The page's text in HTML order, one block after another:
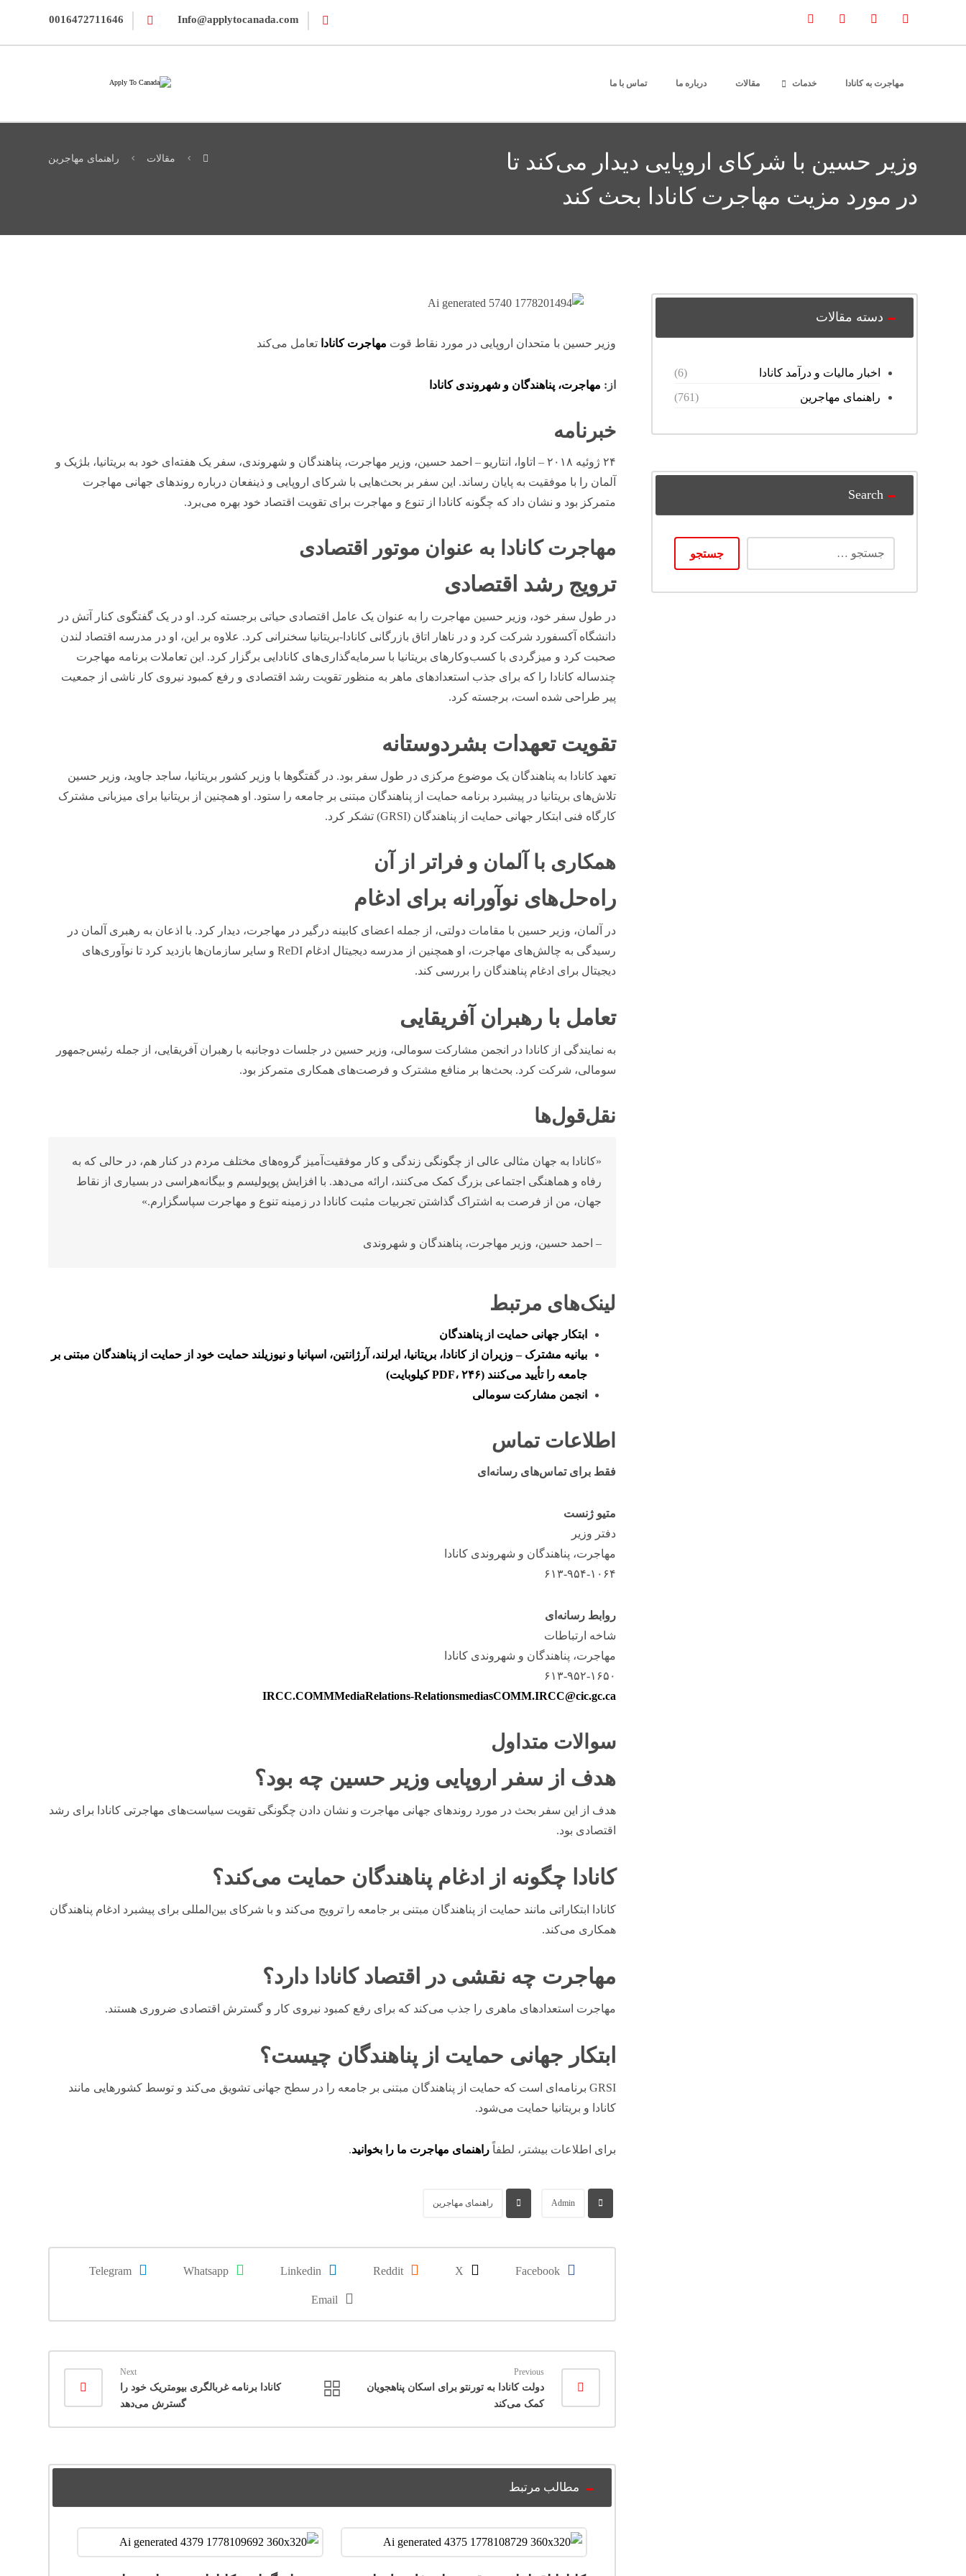
0016472711646 Info@applytocanada.com
مهاجرت به کانادا خدمات مقالات درباره ما تماس با ما
وزیر حسین با شرکای اروپایی دیدار می‌کند تا
در مورد مزیت مهاجرت کانادا بحث کند
مقالات راهنمای مهاجرین
وزیر حسین با متحدان اروپایی در مورد نقاط قوت مهاجرت کانادا تعامل می‌کند
از: مهاجرت، پناهندگان و شهروندی کانادا
خبرنامه
۲۴ ژوئیه ۲۰۱۸ – اتاوا، انتاریو – احمد حسین، وزیر مهاجرت، پناهندگان و شهروندی، سفر یک هفته‌ای خود به بریتانیا، بلژیک و
آلمان را با موفقیت به پایان رساند. این سفر بر بحث‌هایی با شرکای اروپایی و ذینفعان درباره روندهای جهانی مهاجرت
متمرکز بود و نشان داد که چگونه کانادا از تنوع و مهاجرت برای تقویت اقتصاد خود بهره می‌برد.
مهاجرت کانادا به عنوان موتور اقتصادی
ترویج رشد اقتصادی
در طول سفر خود، وزیر حسین مهاجرت را به عنوان یک عامل اقتصادی حیاتی برجسته کرد. او در یک گفتگوی کنار آتش در
دانشگاه آکسفورد شرکت کرد و در ناهار اتاق بازرگانی کانادا-بریتانیا سخنرانی کرد. علاوه بر این، او در مدرسه اقتصاد لندن
صحبت کرد و میزگردی با کسب‌وکارهای بریتانیا با سرمایه‌گذاری‌های کانادایی برگزار کرد. این تعاملات برنامه مهاجرت
چندساله کانادا را که برای جذب استعدادهای ماهر به منظور تقویت رشد اقتصادی و رفع کمبود نیروی کار ناشی از جمعیت
پیر طراحی شده است، برجسته کرد.
تقویت تعهدات بشردوستانه
تعهد کانادا به پناهندگان یک موضوع مرکزی در طول سفر بود. در گفتگوها با وزیر کشور بریتانیا، ساجد جاوید، وزیر حسین
تلاش‌های بریتانیا در پیشبرد برنامه حمایت از پناهندگان مبتنی بر جامعه را ستود. او همچنین از بریتانیا برای میزبانی مشترک
کارگاه فنی ابتکار جهانی حمایت از پناهندگان (GRSI) تشکر کرد.
همکاری با آلمان و فراتر از آن
راه‌حل‌های نوآورانه برای ادغام
در آلمان، وزیر حسین با مقامات دولتی، از جمله اعضای کابینه درگیر در مهاجرت، دیدار کرد. با اذعان به رهبری آلمان در
رسیدگی به چالش‌های مهاجرت، او همچنین از مدرسه دیجیتال ادغام ReDI و سایر سازمان‌ها بازدید کرد تا نوآوری‌های
دیجیتال برای ادغام پناهندگان را بررسی کند.
تعامل با رهبران آفریقایی
به نمایندگی از کانادا در انجمن مشارکت سومالی، وزیر حسین در جلسات دوجانبه با رهبران آفریقایی، از جمله رئیس‌جمهور
سومالی، شرکت کرد. بحث‌ها بر منافع مشترک و فرصت‌های همکاری متمرکز بود.
نقل‌قول‌ها
«کانادا به جهان مثالی عالی از چگونگی زندگی و کار موفقیت‌آمیز گروه‌های مختلف مردم در کنار هم، در حالی که به
رفاه و هماهنگی اجتماعی بزرگ کمک می‌کنند، ارائه می‌دهد. با افزایش پوپولیسم و بیگانه‌هراسی در بسیاری از نقاط
جهان، من از فرصت به اشتراک گذاشتن تجربیات مثبت کانادا در زمینه تنوع و مهاجرت سپاسگزارم.»
– احمد حسین، وزیر مهاجرت، پناهندگان و شهروندی
لینک‌های مرتبط
ابتکار جهانی حمایت از پناهندگان
بیانیه مشترک – وزیران از کانادا، بریتانیا، ایرلند، آرژانتین، اسپانیا و نیوزیلند حمایت خود از حمایت از پناهندگان مبتنی بر
جامعه را تأیید می‌کنند (PDF، ۲۴۶ کیلوبایت)
انجمن مشارکت سومالی
اطلاعات تماس
فقط برای تماس‌های رسانه‌ای
متیو ژنست
دفتر وزیر
مهاجرت، پناهندگان و شهروندی کانادا
۶۱۳-۹۵۴-۱۰۶۴
روابط رسانه‌ای
شاخه ارتباطات
مهاجرت، پناهندگان و شهروندی کانادا
۶۱۳-۹۵۲-۱۶۵۰
IRCC.COMMMediaRelations-RelationsmediasCOMM.IRCC@cic.gc.ca
سوالات متداول
هدف از سفر اروپایی وزیر حسین چه بود؟
هدف از این سفر بحث در مورد روندهای جهانی مهاجرت و نشان دادن چگونگی تقویت سیاست‌های مهاجرتی کانادا برای رشد
اقتصادی بود.
کانادا چگونه از ادغام پناهندگان حمایت می‌کند؟
کانادا ابتکاراتی مانند حمایت از پناهندگان مبتنی بر جامعه را ترویج می‌کند و با شرکای بین‌المللی برای پیشبرد ادغام پناهندگان
همکاری می‌کند.
مهاجرت چه نقشی در اقتصاد کانادا دارد؟
مهاجرت استعدادهای ماهری را جذب می‌کند که برای رفع کمبود نیروی کار و گسترش اقتصادی ضروری هستند.
ابتکار جهانی حمایت از پناهندگان چیست؟
GRSI برنامه‌ای است که حمایت از پناهندگان مبتنی بر جامعه را در سطح جهانی تشویق می‌کند و توسط کشورهایی مانند
کانادا و بریتانیا حمایت می‌شود.
برای اطلاعات بیشتر، لطفاً راهنمای مهاجرت ما را بخوانید.
Admin راهنمای مهاجرین
Facebook
X
Reddit
Linkedin
Whatsapp
Telegram
Email
Previous
دولت کانادا به تورنتو برای اسکان پناهجویان
کمک می‌کند
Next
کانادا برنامه غربالگری بیومتریک خود را
گسترش می‌دهد
مطالب مرتبط
دسته مقالات
اخبار مالیات و درآمد کانادا
(6)
راهنمای مهاجرین
(761)
Search